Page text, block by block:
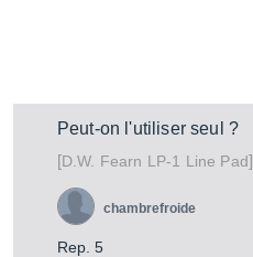
Peut-on l'utiliser seul ?
[D.W. Fearn LP-1 Line Pad]
Rep. 5
chambrefroide